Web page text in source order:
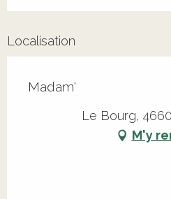
Localisation
Madam'
Le Bourg,
M'y